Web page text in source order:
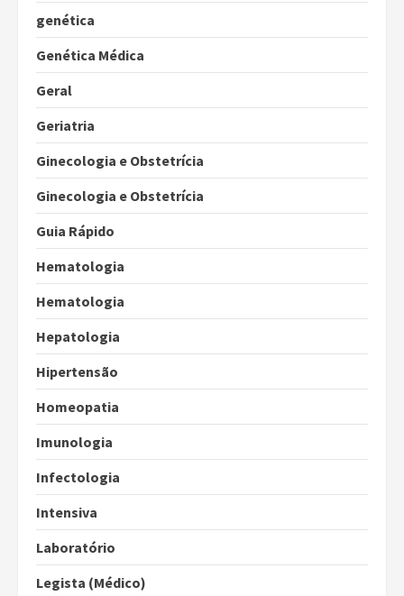
genética
Genética Médica
Geral
Geriatria
Ginecologia e Obstetrícia
Ginecologia e Obstetrícia
Guia Rápido
Hematologia
Hematologia
Hepatologia
Hipertensão
Homeopatia
Imunologia
Infectologia
Intensiva
Laboratório
Legista (Médico)